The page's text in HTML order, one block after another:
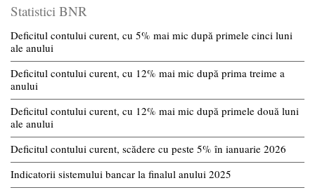
Statistici BNR
Deficitul contului curent, cu 5% mai mic după primele cinci luni
ale anului
Deficitul contului curent, cu 12% mai mic după prima treime a
anului
Deficitul contului curent, cu 12% mai mic după primele două luni
ale anului
Deficitul contului curent, scădere cu peste 5% în ianuarie 2026
Indicatorii sistemului bancar la finalul anului 2025